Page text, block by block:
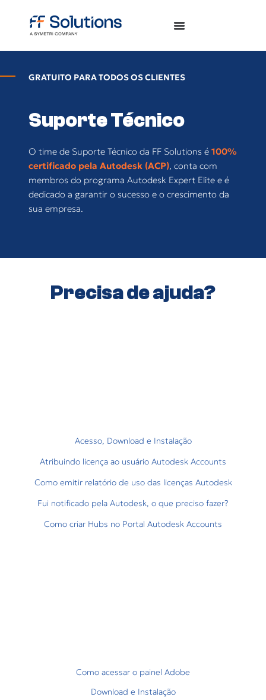
GRATUITO PARA TODOS OS CLIENTES
Suporte Técnico
O time de Suporte Técnico da FF Solutions é 100%
certificado pela Autodesk (ACP), conta com
membros do programa Autodesk Expert Elite e é
dedicado a garantir o sucesso e o crescimento da
sua empresa.
Precisa de ajuda?
Acesso, Download e Instalação
Atribuindo licença ao usuário Autodesk Accounts
Como emitir relatório de uso das licenças Autodesk
Fui notificado pela Autodesk, o que preciso fazer?
Como criar Hubs no Portal Autodesk Accounts
Como acessar o painel Adobe
Download e Instalação